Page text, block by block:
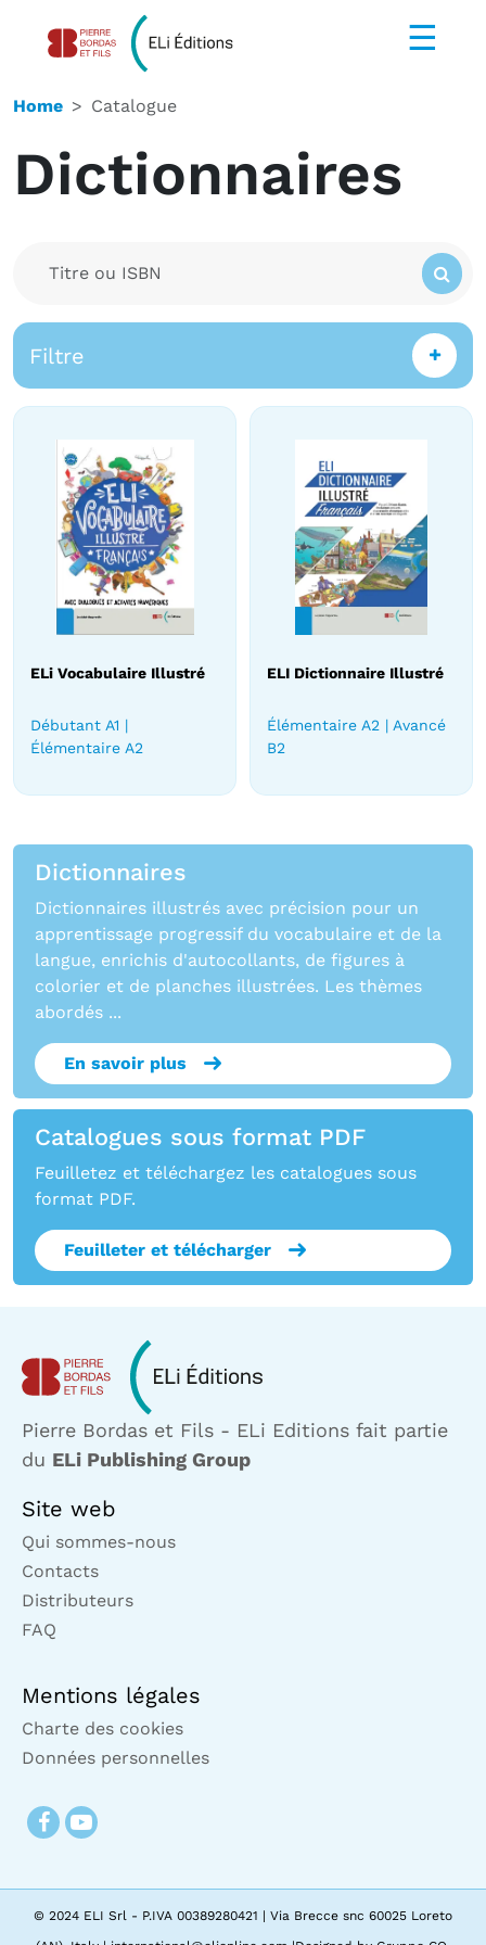
☰
Home Catalogue
Dictionnaires
Dictionnaires illustrés avec précision pour un
apprentissage progressif du vocabulaire et de la
langue, enrichis d'autocollants, de figures à
colorier et de planches illustrées. Les thèmes
abordés ...
En savoir plus
Catalogues sous format PDF
Feuilletez et téléchargez les catalogues sous
format PDF.
Feuilleter et télécharger
Dictionnaires
Filtre
ELi Vocabulaire Illustré
Débutant A1 |
Élémentaire A2
ELI Dictionnaire Illustré
Élémentaire A2 | Avancé
B2
Pierre Bordas et Fils - ELi Editions fait partie
du ELi Publishing Group
Site web
Qui sommes-nous
Contacts
Distributeurs
FAQ
Mentions légales
Charte des cookies
Données personnelles
© 2024 ELI Srl - P.IVA 00389280421 | Via Brecce snc 60025 Loreto